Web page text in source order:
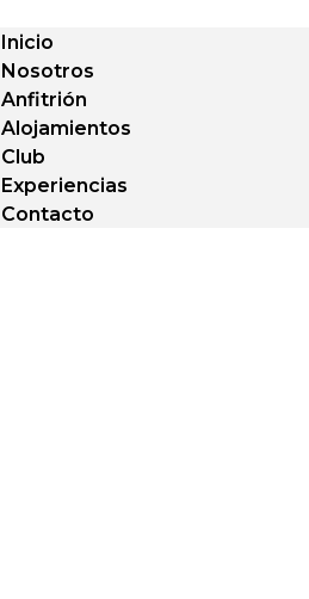
Inicio
Nosotros
Anfitrión
Alojamientos
Club
Experiencias
Contacto